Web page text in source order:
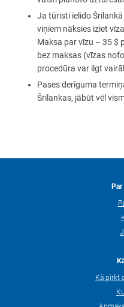
Ja tūristi ielido Šrilankā
viņiem nāksies iziet
Maksa par vīzu – 35 $
bez maksas (vīzas
procedūra var ilgt
Pases derīguma
Šrilankas, jābūt vēl
Kā pirkt